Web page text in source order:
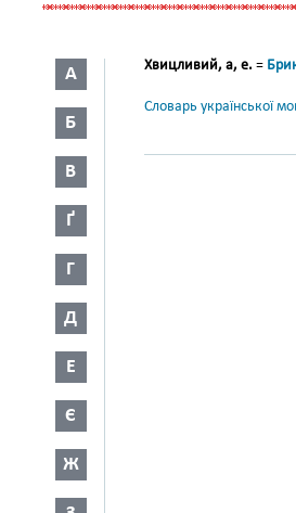
А
Б
В
Ґ
Г
Д
Е
Є
Ж
Хвицливий, а, е. =
Словарь української